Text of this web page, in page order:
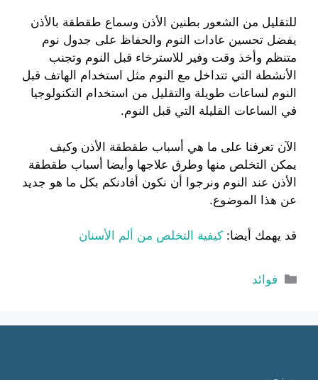
للتقليل من الشعور بطنين الأذن وسماع طقطقة بالأذن
يفضل تحسين عادات النوم والحفاظ على جدول نوم
متنظم وأخذ وقت وفير للاسترخاء قبل النوم وتجنب
الأنشطة التي تتداخل مع النوم مثل استخدام الهاتف قبل
النوم لساعات طويلة والتقليل من استخدام التكنولوجيا
في الساعات القليلة التي قبل النوم.
الآن تعرفنا على ما هي أسباب طقطقة الأذن وكيف
يمكن التخلص منها وطرق علاجها وأيضا أسباب طقطقة
الأذن عند النوم ونرجوا أن نكون أفادنكم بكل ما هو جديد
عن هذا الموضوع.
قد يهمك أيضا: كيفية التخلص من ألم الأسنان
التصنيفات
فوائد